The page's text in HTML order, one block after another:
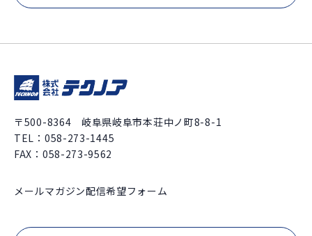
〒500-8364 岐阜県岐阜市本荘中ノ町8-8-1
TEL： 058-273-1445
FAX：058-273-9562
メールマガジン配信希望フォーム